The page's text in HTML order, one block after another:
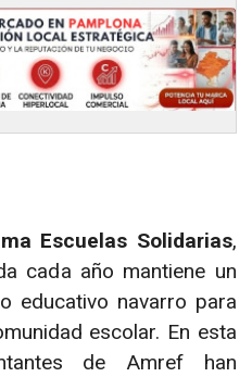
Escuelas Solidarias,
cada año mantiene un
educativo navarro para
escolar. En esta
de Amref han